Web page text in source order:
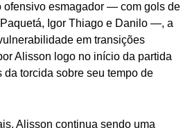
ofensivo esmagador — com gols de
Igor Thiago e Danilo —, a
em transições
Alisson logo no início da partida
da torcida sobre seu tempo de
Alisson continua sendo uma